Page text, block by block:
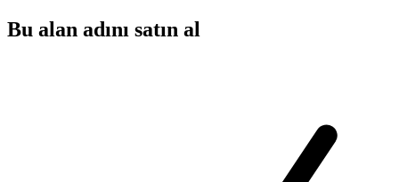
Bu alan adını satın al